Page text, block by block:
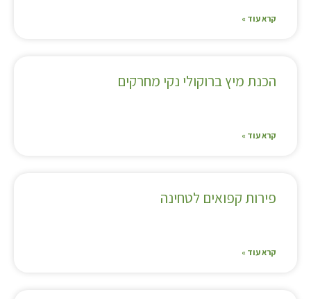
קרא עוד »
הכנת מיץ ברוקולי נקי מחרקים
קרא עוד »
פירות קפואים לטחינה
קרא עוד »